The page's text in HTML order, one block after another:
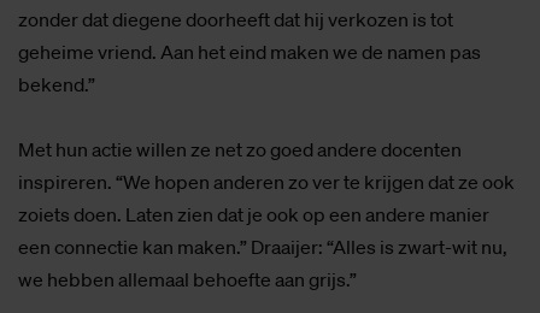
zonder dat diegene doorheeft dat hij verkozen is tot
geheime vriend. Aan het eind maken we de namen pas
bekend.”
Met hun actie willen ze net zo goed andere docenten
inspireren. “We hopen anderen zo ver te krijgen dat ze ook
zoiets doen. Laten zien dat je ook op een andere manier
een connectie kan maken.” Draaijer: “Alles is zwart-wit nu,
we hebben allemaal behoefte aan grijs.”